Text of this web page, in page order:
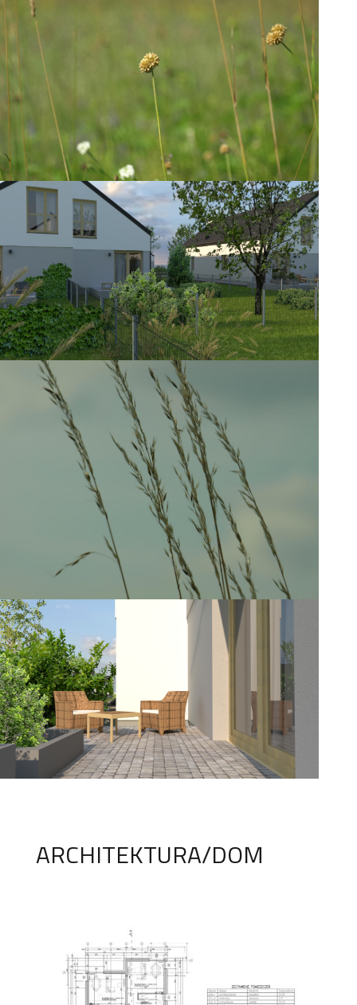
ARCHITEKTURA/DOM